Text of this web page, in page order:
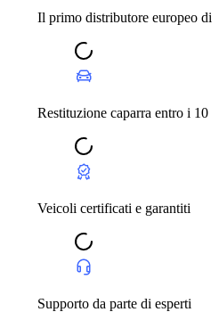
Il primo distributore europeo di
Restituzione caparra entro i 10 giorni o
Veicoli certificati e garantiti
Supporto da parte di esperti